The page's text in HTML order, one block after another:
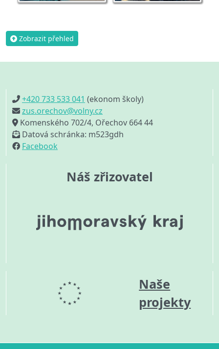
Zobrazit přehled
+420 733 533 041 (ekonom školy)
zus.orechov@volny.cz
Komenského 702/4, Ořechov 664 44
Datová schránka: m523gdh
Facebook
Náš zřizovatel
Naše
projekty